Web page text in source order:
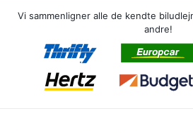
Vi sammenligner alle de kendte
andre!